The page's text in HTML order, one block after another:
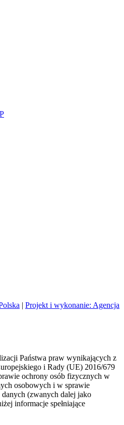
| Projekt i wykonanie: Agencja
Państwa praw wynikających z
i Rady (UE) 2016/679
ochrony osób fizycznych w
osobowych i w sprawie
(zwanych dalej jako
informacje spełniające